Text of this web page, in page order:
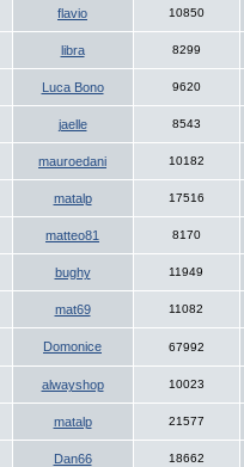
flavio 10850
libra 8299
Luca Bono 9620
jaelle 8543
mauroedani 10182
matalp 17516
matteo81 8170
bughy 11949
mat69 11082
Domonice 67992
alwayshop 10023
matalp 21577
Dan66 18662